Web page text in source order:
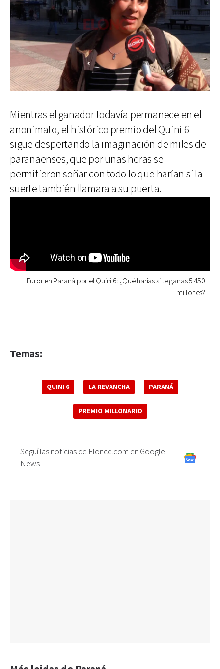
Mientras el ganador todavía permanece en el
anonimato, el histórico premio del Quini 6
sigue despertando la imaginación de miles de
paranaenses, que por unas horas se
permitieron soñar con todo lo que harían si la
suerte también llamara a su puerta.
Furor en Paraná por el Quini 6: ¿Qué harías si te ganas 5.450
millones?
Temas:
QUINI 6 LA REVANCHA PARANÁ
PREMIO MILLONARIO
Seguí las noticias de Elonce.com en Google
News